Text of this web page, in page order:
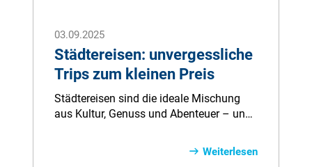
03.09.2025
Städtereisen: unvergessliche
Trips zum kleinen Preis
Städtereisen sind die ideale Mischung
aus Kultur, Genuss und Abenteuer – und
romantisches Paris, historisches Rom
oder trendiges Budapest: In unserem
Weiterlesen